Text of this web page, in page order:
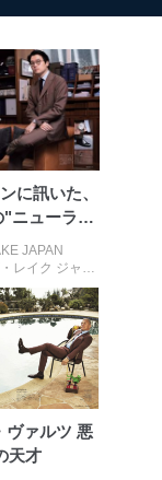
に訊いた、
"ニューラグ
リー...
JAPAN
レイク ジャパ
ン） ISSUE37
ヴァルツ 悪
天才